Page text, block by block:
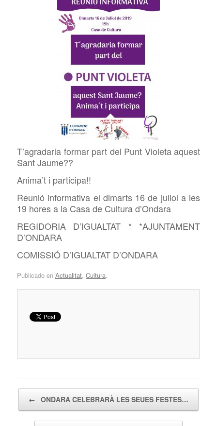
T’agradaria formar part del Punt Violeta aquest
Sant Jaume??
Anima’t i participa!!
Reunió informativa el dimarts 16 de juliol a les
19 hores a la Casa de Cultura d’Ondara
REGIDORIA D’IGUALTAT * *AJUNTAMENT
D’ONDARA
COMISSIÓ D’IGUALTAT D’ONDARA
Publicado en Actualitat, Cultura.
← ONDARA CELEBRARÀ LES SEUES FESTES…